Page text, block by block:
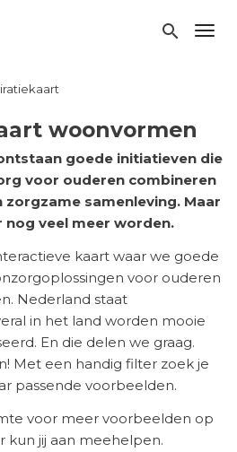
search
woonvormen
goede initiatieven die
voor ouderen combineren
zorgzame samenleving. Maar
nog veel meer worden.
kaart waar we goede
voor ouderen
Nederland staat
in het land worden mooie
En die delen we graag.
Met een handig filter zoek je
passende voorbeelden.
voor meer voorbeelden op
kun jij aan meehelpen.